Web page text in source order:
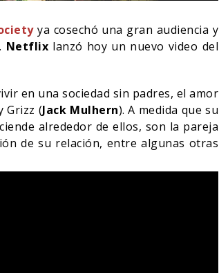
ya cosechó una gran audiencia y
Netflix lanzó hoy un nuevo video del
en una sociedad sin padres, el amor
Grizz (Jack Mulhern). A medida que su
alrededor de ellos, son la pareja
de su relación, entre algunas otras